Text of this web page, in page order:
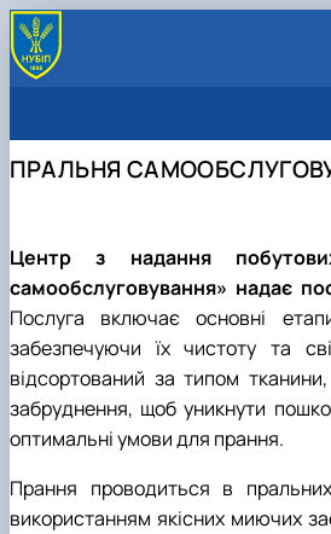
СТУДЕНТСЬКЕ ЖИТТЯ
ПАСПОРТНИЙ СТІЛ
Пральня
Аквабокс з очищення
ПРАЛЬНЯ
Центр з надання
самообслуговування» надає
Послуга включає основні
забезпечуючи їх чистоту та
відсортований за типом
забруднення, щоб уникнути
оптимальні умови для прання.
Прання проводиться в
використанням якісних миючих